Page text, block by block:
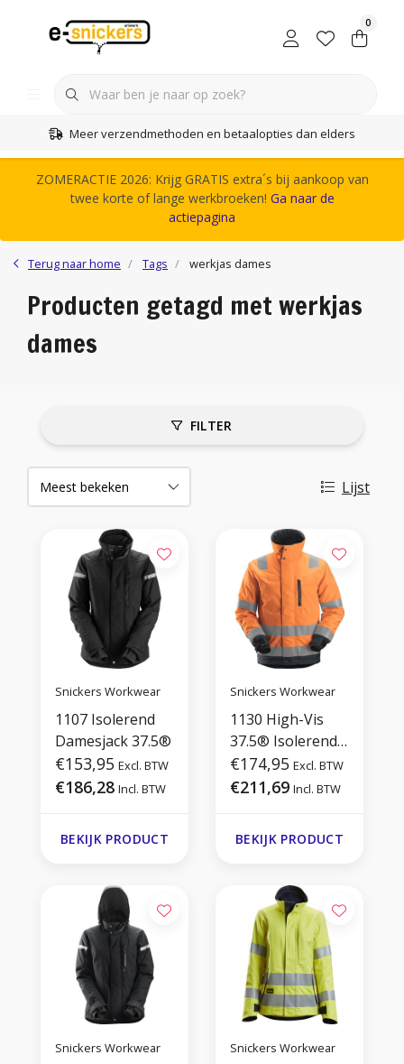
0
Meer verzendmethoden en betaalopties dan elders
ZOMERACTIE 2026: Krijg GRATIS extra´s bij aankoop van
twee korte of lange werkbroeken! Ga naar de
actiepagina
Terug naar home Tags werkjas dames
Producten getagd met werkjas
dames
FILTER
Lijst
Snickers Workwear
1107 Isolerend
Damesjack 37.5®
€153,95 Excl. BTW
€186,28 Incl. BTW
BEKIJK PRODUCT
Snickers Workwear
1130 High-Vis
37.5® Isolerend
Jack
€174,95 Excl. BTW
€211,69 Incl. BTW
BEKIJK PRODUCT
Snickers Workwear Snickers Workwear